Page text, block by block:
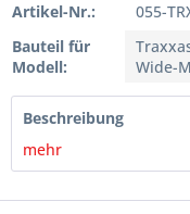
Artikel-Nr.:
055-
Bauteil für
Modell:
Wide-
Beschreibung
mehr